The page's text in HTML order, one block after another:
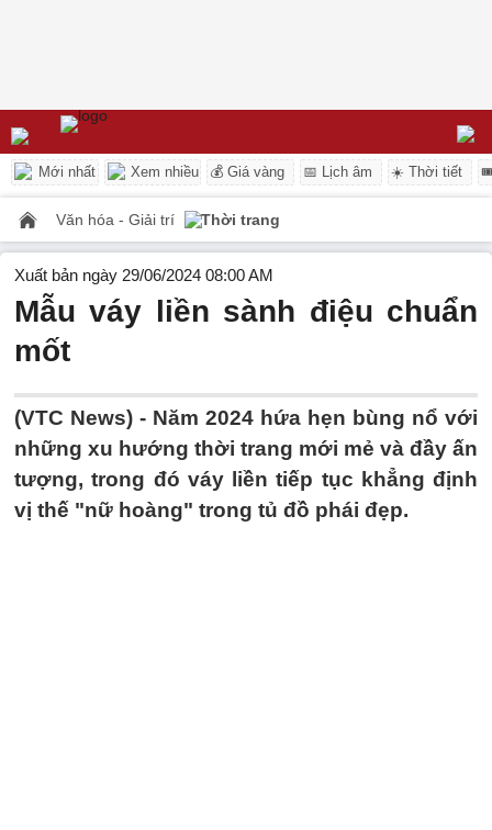
Mới nhất Xem nhiều 💰 Giá vàng 📅 Lịch âm ☀️ Thời tiết
Văn hóa - Giải trí Thời trang
Xuất bản ngày 29/06/2024 08:00 AM
Mẫu váy liền sành điệu chuẩn
mốt
(VTC News) - Năm 2024 hứa hẹn bùng nổ với
những xu hướng thời trang mới mẻ và đầy ấn
tượng, trong đó váy liền tiếp tục khẳng định
vị thế "nữ hoàng" trong tủ đồ phái đẹp.